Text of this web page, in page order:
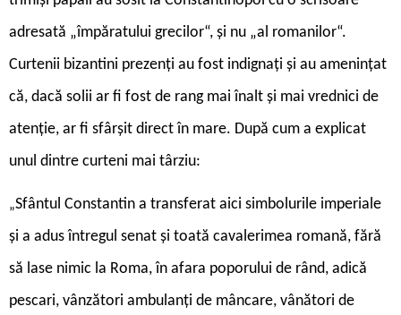
adresată „împăratului grecilor“, și nu „al romanilor“.
Curtenii bizantini prezenți au fost indignați și au amenințat
că, dacă solii ar fi fost de rang mai înalt și mai vrednici de
atenție, ar fi sfârșit direct în mare. După cum a explicat
unul dintre curteni mai târziu:
„Sfântul Constantin a transferat aici simbolurile imperiale
și a adus întregul senat și toată cavalerimea romană, fără
să lase nimic la Roma, în afara poporului de rând, adică
pescari, vânzători ambulanți de mâncare, vânători de